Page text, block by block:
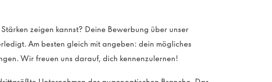
zeigen kannst? Deine Bewerbung über unser
Am besten gleich mit angeben: dein mögliches
Wir freuen uns darauf, dich kennenzulernen!